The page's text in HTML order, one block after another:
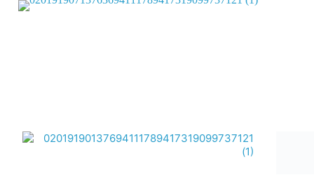
Перейти